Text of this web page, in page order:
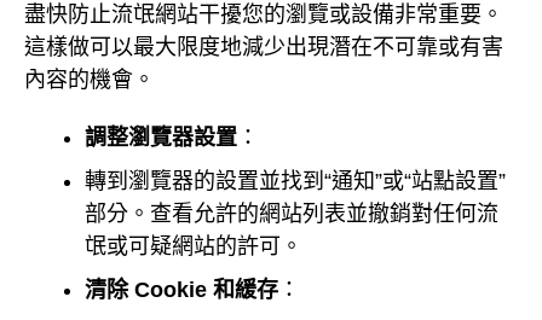
盡快防止流氓網站干擾您的瀏覽或設備非常重要。
這樣做可以最大限度地減少出現潛在不可靠或有害
內容的機會。
調整瀏覽器設置 ：
轉到瀏覽器的設置並找到“通知”或“站點設置”
部分。查看允許的網站列表並撤銷對任何流
氓或可疑網站的許可。
清除 Cookie 和緩存 ：